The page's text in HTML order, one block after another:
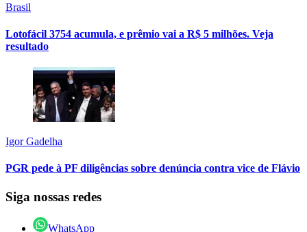
Brasil
Lotofácil 3754 acumula, e prêmio vai a R$ 5 milhões. Veja
resultado
Igor Gadelha
PGR pede à PF diligências sobre denúncia contra vice de Flávio
Siga nossas redes
WhatsApp